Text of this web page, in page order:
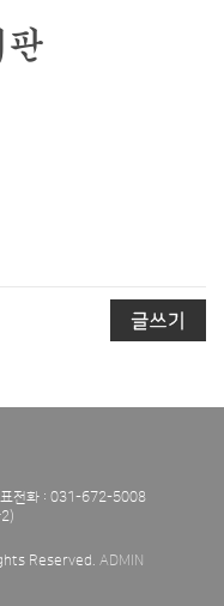
판
표전화 : 031-672-5008
Reserved. ADMIN